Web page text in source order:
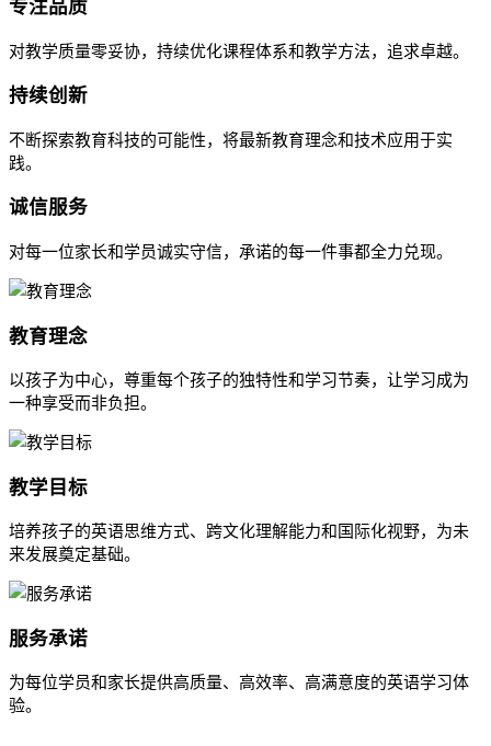
专注品质
对教学质量零妥协，持续优化课程体系和教学方法，追求卓越。
持续创新
不断探索教育科技的可能性，将最新教育理念和技术应用于实
践。
诚信服务
对每一位家长和学员诚实守信，承诺的每一件事都全力兑现。
教育理念
以孩子为中心，尊重每个孩子的独特性和学习节奏，让学习成为
一种享受而非负担。
教学目标
培养孩子的英语思维方式、跨文化理解能力和国际化视野，为未
来发展奠定基础。
服务承诺
为每位学员和家长提供高质量、高效率、高满意度的英语学习体
验。